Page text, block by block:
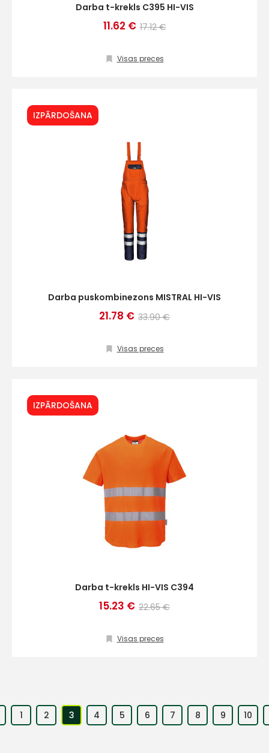
Darba t-krekls C395 HI-VIS
11.62 € 17.12 €
Visas preces
IZPĀRDOŠANA
Darba puskombinezons MISTRAL HI-VIS
21.78 € 33.90 €
Visas preces
IZPĀRDOŠANA
Darba t-krekls HI-VIS C394
15.23 € 22.65 €
Visas preces
1 2 3 4 5 6 7 8 9 10